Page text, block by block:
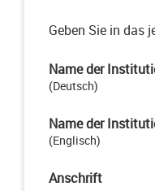
Geben Sie in das
Name der
(Deutsch)
Name der
(Englisch)
Anschrift